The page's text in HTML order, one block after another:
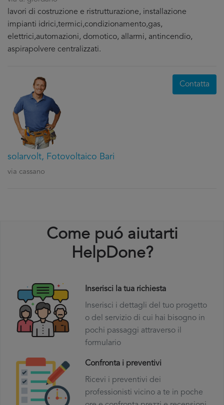
lavori di costruzione e ristrutturazione, installazione
impianti idrici,termici,condizionamento,gas,
elettrici,automazioni, domotico, allarmi, antincendio,
aspirapolvere centralizzati.
solarvolt, Fotovoltaico Bari
via cassano
Contatta
Come puó aiutarti
HelpDone?
Inserisci la tua richiesta
Inserisci i dettagli del tuo progetto
o del servizio di cui hai bisogno in
pochi passaggi attraverso il
formulario
Confronta i preventivi
Ricevi i preventivi dei
professionisti vicino a te in poche